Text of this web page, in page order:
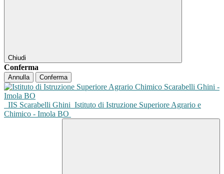
Chiudi
Conferma
Annulla Conferma
IIS Scarabelli Ghini Istituto di Istruzione Superiore Agrario e
Chimico - Imola BO